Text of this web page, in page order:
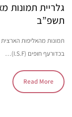
גלריית תמונות
תשפ”ב
תמונות מהאליפות
בכדורעף חופים (I.S.F)…
Read More